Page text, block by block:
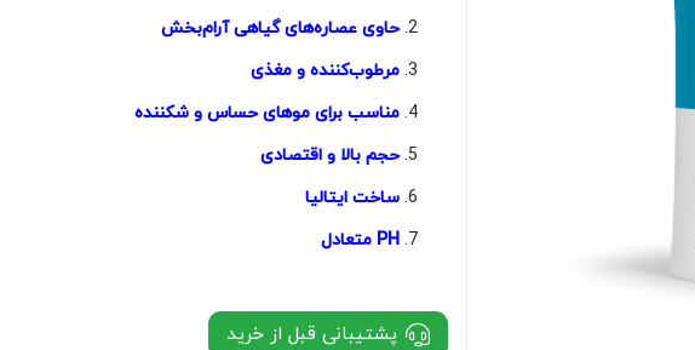
حاوی عصاره‌های گیاهی آرام‌بخش
مرطوب‌کننده و مغذی
مناسب برای موهای حساس و شکننده
حجم بالا و اقتصادی
ساخت ایتالیا
PH متعادل
پشتیبانی قبل از خرید